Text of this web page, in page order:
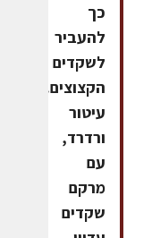
כך
להעביר
לשקדים
הקצוצים.מתקבל,
עיטור
ורדרד,
עם
מרקם
שקדים